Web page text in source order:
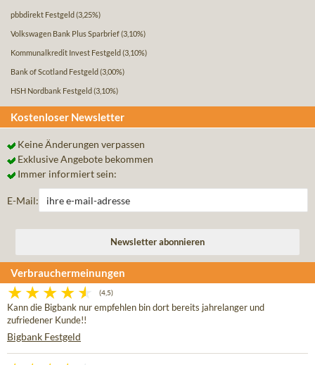
pbbdirekt Festgeld (3,25%)
Volkswagen Bank Plus Sparbrief(3,10%)
Kommunalkredit Invest Festgeld (3,10%)
Bank of Scotland Festgeld (3,00%)
HSH Nordbank Festgeld (3,10%)
Kostenloser Newsletter
Keine Änderungen verpassen
Exklusive Angebote bekommen
Immer informiert sein:
E-Mail:
Verbrauchermeinungen
(4,5)
Kann die Bigbank nur empfehlen bin dort bereits jahrelanger und
zufriedener Kunde!!
Bigbank Festgeld